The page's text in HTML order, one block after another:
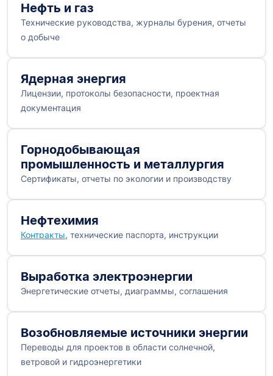
Нефть и газ
Технические руководства, журналы бурения, отчеты
о добыче
Ядерная энергия
Лицензии, протоколы безопасности, проектная
документация
Горнодобывающая
промышленность и металлургия
Сертификаты, отчеты по экологии и производству
Нефтехимия
Контракты, технические паспорта, инструкции
Выработка электроэнергии
Энергетические отчеты, диаграммы, соглашения
Возобновляемые источники энергии
Переводы для проектов в области солнечной,
ветровой и гидроэнергетики